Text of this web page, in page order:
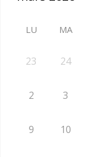
LU MA
23 24
2 3
9 10